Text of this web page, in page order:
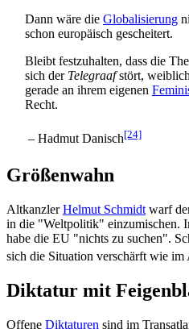
Dann wäre die Globalisierung
schon europäisch gescheitert.
Bleibt festzuhalten, dass die
sich der Telegraafstört,
gerade an ihrem eigenen
Recht.
– Hadmut Danisch[24]
Größenwahn
AltkanzlerHelmut Schmidt warf
in die "Weltpolitik" einzumischen.
habe die EU "nichts zu suchen".
sich die Situation verschärft wie im
Diktatur mit
Offene Diktaturen sind im